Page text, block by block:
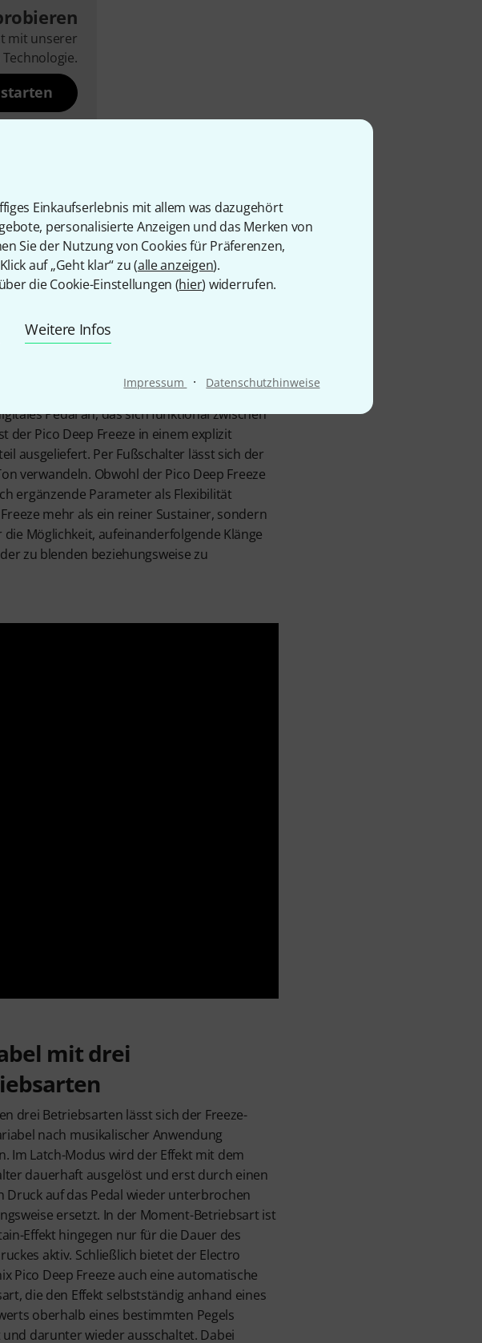
Einkaufserlebnis mit allem was dazugehört
personalisierte Anzeigen und das Merken von
Sie der Nutzung von Cookies für Präferenzen,
auf „Geht klar“ zu (alle anzeigen).
die Cookie-Einstellungen (hier) widerrufen.
Weitere Infos
Impressum · Datenschutzhinweise
mit unserer
Pedal an, das sich funktional zwischen
der Pico Deep Freeze in einem explizit
ausgeliefert. Per Fußschalter lässt sich der
verwandeln. Obwohl der Pico Deep Freeze
ergänzende Parameter als Flexibilität
mehr als ein reiner Sustainer, sondern
Möglichkeit, aufeinanderfolgende Klänge
zu blenden beziehungsweise zu
mit drei
drei Betriebsarten lässt sich der Freeze-
nach musikalischer Anwendung
Im Latch-Modus wird der Effekt mit dem
dauerhaft ausgelöst und erst durch einen
Druck auf das Pedal wieder unterbrochen
ersetzt. In der Moment-Betriebsart ist
Effekt hingegen nur für die Dauer des
aktiv. Schließlich bietet der Electro
Pico Deep Freeze auch eine automatische
die den Effekt selbstständig anhand eines
oberhalb eines bestimmten Pegels
darunter wieder ausschaltet. Dabei